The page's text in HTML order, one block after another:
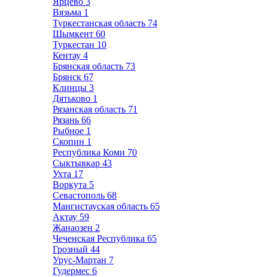
Вязьма 1
Туркестанская область 74
Шымкент 60
Туркестан 10
Кентау 4
Брянская область 73
Брянск 67
Клинцы 3
Дятьково 1
Рязанская область 71
Рязань 66
Рыбное 1
Скопин 1
Республика Коми 70
Сыктывкар 43
Ухта 17
Воркута 5
Севастополь 68
Мангистауская область 65
Актау 59
Жанаозен 2
Чеченская Республика 65
Грозный 44
Урус-Мартан 7
Гудермес 6